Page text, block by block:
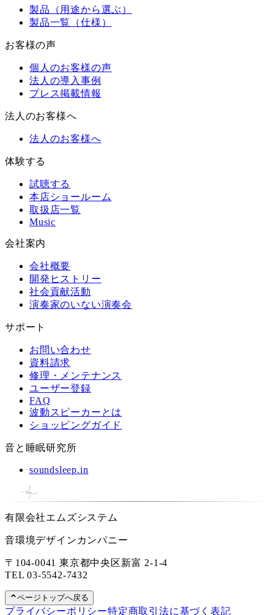
製品（用途から選ぶ）
製品一覧（仕様）
お客様の声
個人のお客様の声
法人の導入事例
プレス掲載情報
法人のお客様へ
法人のお客様へ
体験する
試聴する
本店ショールーム
取扱店一覧
Music
会社案内
会社概要
開発ヒストリー
社会貢献活動
演奏家のいない演奏会
サポート
お問い合わせ
資料請求
修理・メンテナンス
ユーザー登録
FAQ
波動スピーカーとは
ショッピングガイド
音と睡眠研究所
soundsleep.in
有限会社エムズシステム
音環境デザインカンパニー
〒104-0041 東京都中央区新富 2-1-4
TEL03-5542-7432
ページトップへ戻る
プライバシーポリシー特定商取引法に基づく表記